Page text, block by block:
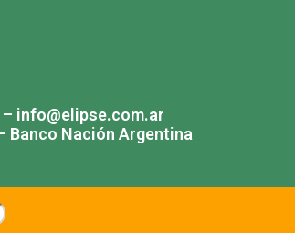
info@elipse.com.ar
Banco Nación Argentina